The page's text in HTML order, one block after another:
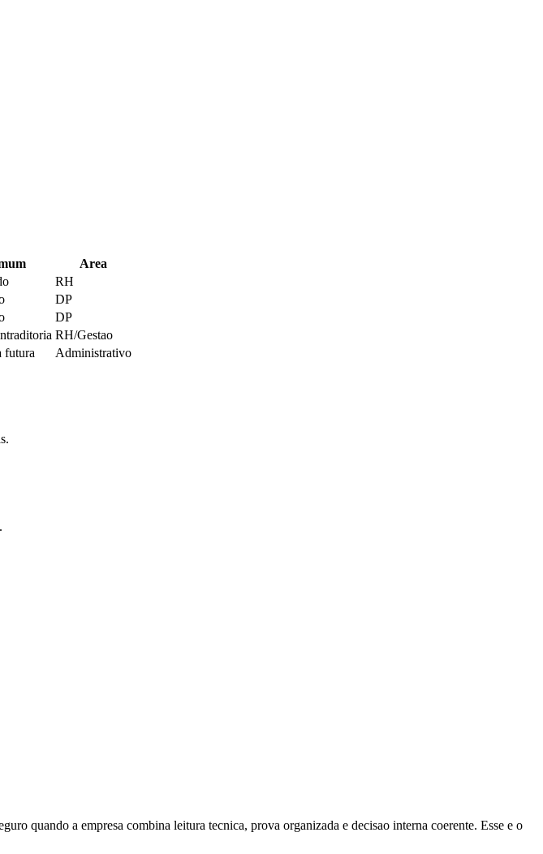
Area
RH
DP
DP
RH/Gestao
futura Administrativo
quando a empresa combina leitura tecnica, prova organizada e decisao interna coerente. Esse e o